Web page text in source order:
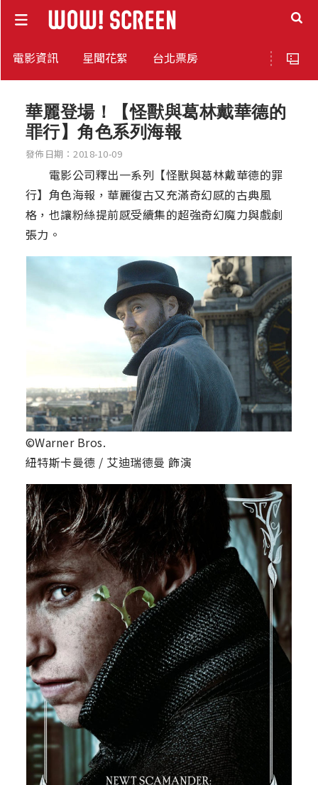
電影資訊 星聞花絮 台北票房
華麗登場！【怪獸與葛林戴華德的
罪行】角色系列海報
發佈日期：2018-10-09
電影公司釋出一系列【怪獸與葛林戴華德的罪
行】角色海報，華麗復古又充滿奇幻感的古典風
格，也讓粉絲提前感受續集的超強奇幻魔力與戲劇
張力。
©Warner Bros.
紐特斯卡曼德 / 艾迪瑞德曼 飾演